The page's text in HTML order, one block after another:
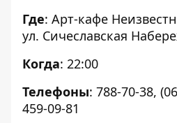
Где: Арт-кафе
ул. Сичеславская
Когда: 22:00
Телефоны: 788-70-38,
459-09-81